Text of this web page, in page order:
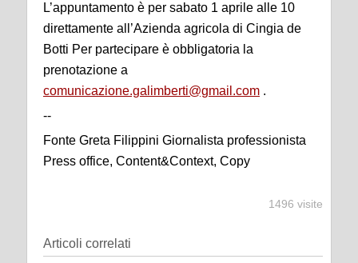
L’appuntamento è per sabato 1 aprile alle 10
direttamente all’Azienda agricola di Cingia de
Botti Per partecipare è obbligatoria la
prenotazione a
comunicazione.galimberti@gmail.com .
--
Fonte Greta Filippini Giornalista professionista
Press office, Content&Context, Copy
1496 visite
Articoli correlati